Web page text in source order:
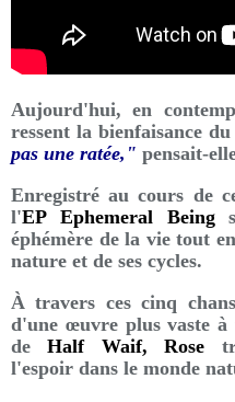
Aujourd'hui, en
ressent la bienfaisance
pas une ratée," pensait-
Enregistré au cours de
l'EP Ephemeral Being
éphémère de la vie tout
nature et de ses cycles.
À travers ces cinq
d'une œuvre plus vaste
de Half Waif, Rose
l'espoir dans le monde